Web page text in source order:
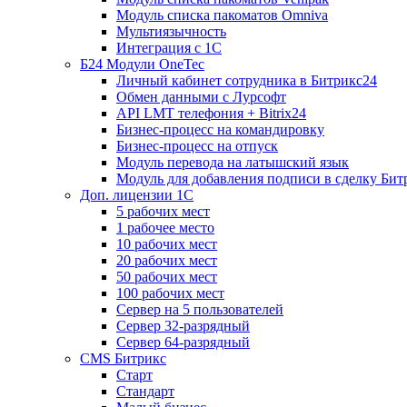
Модуль списка пакоматов Omniva
Мультиязычность
Интеграция с 1С
Б24 Модули OneTec
Личный кабинет сотрудника в Битрикс24
Обмен данными с Лурсофт
API LMT телефония + Bitrix24
Бизнес-процесс на командировку
Бизнес-процесс на отпуск
Модуль перевода на латышский язык
Модуль для добавления подписи в сделку
Доп. лицензии 1С
5 рабочих мест
1 рабочее место
10 рабочих мест
20 рабочих мест
50 рабочих мест
100 рабочих мест
Сервер на 5 пользователей
Сервер 32-разрядный
Сервер 64-разрядный
CMS Битрикс
Старт
Стандарт